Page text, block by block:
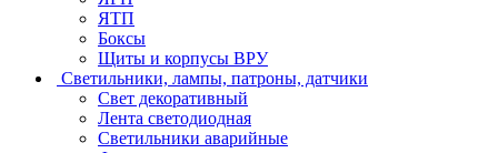
ЯТП
Боксы
Щиты и корпусы ВРУ
Светильники, лампы, патроны, датчики
Свет декоративный
Лента светодиодная
Светильники аварийные